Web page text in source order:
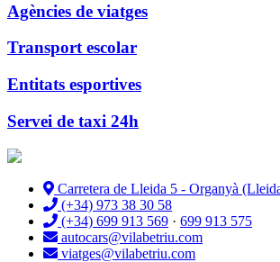
Agències de viatges
Transport escolar
Entitats esportives
Servei de taxi 24h
Carretera de Lleida 5 - Organyà
(+34) 973 38 30 58
(+34) 699 913 569 · 699 913 575
autocars@vilabetriu.com
viatges@vilabetriu.com